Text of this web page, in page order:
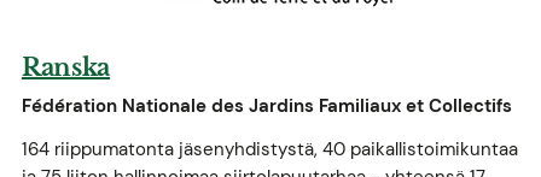
Ranska
Fédération Nationale des Jardins Familiaux et Collectifs
164 riippumatonta jäsenyhdistystä, 40 paikallistoimikuntaa